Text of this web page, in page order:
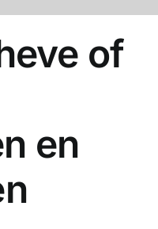
of
en